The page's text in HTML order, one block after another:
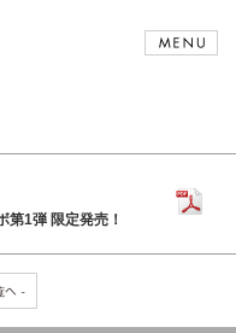
第1弾 限定発売！